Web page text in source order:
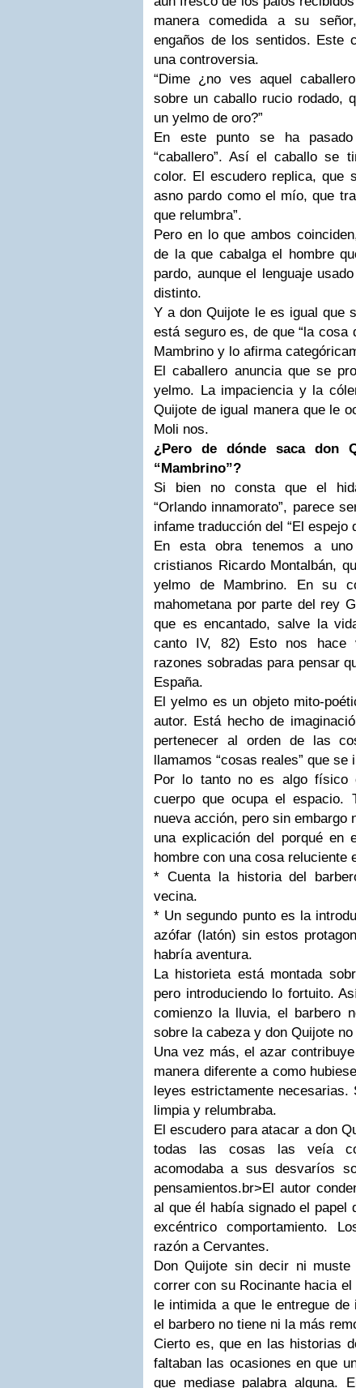
manera comedida a su
engaños de los sentidos. Este
una controversia.
“Dime ¿no ves aquel
sobre un caballo rucio rodado,
un yelmo de oro?”
En este punto se ha
“caballero”. Así el caballo se
color. El escudero replica, que
asno pardo como el mío, que
que relumbra”.
Pero en lo que ambos
de la que cabalga el hombre
pardo, aunque el lenguaje
distinto.
Y a don Quijote le es igual que
está seguro es, de que “la cosa
Mambrino y lo afirma
El caballero anuncia que se
yelmo. La impaciencia y la
Quijote de igual manera que le
Moli nos.
¿Pero de dónde saca don
“Mambrino”?
Si bien no consta que el
“Orlando innamorato”, parece
infame traducción del “El espejo
En esta obra tenemos a
cristianos Ricardo Montalbán,
yelmo de Mambrino. En su
mahometana por parte del rey
que es encantado, salve la
canto IV, 82) Esto nos hace
razones sobradas para pensar
España.
El yelmo es un objeto mito-
autor. Está hecho de
pertenecer al orden de las
llamamos “cosas reales” que se
Por lo tanto no es algo físico
cuerpo que ocupa el espacio.
nueva acción, pero sin
una explicación del porqué en
hombre con una cosa reluciente
* Cuenta la historia del
vecina.
* Un segundo punto es la
azófar (latón) sin estos
habría aventura.
La historieta está montada
pero introduciendo lo fortuito.
comienzo la lluvia, el barbero
sobre la cabeza y don Quijote
Una vez más, el azar
manera diferente a como
leyes estrictamente
limpia y relumbraba.
El escudero para atacar a don
todas las cosas las veía
acomodaba a sus desvaríos
pensamientos.br>El autor
al que él había signado el papel
excéntrico comportamiento.
razón a Cervantes.
Don Quijote sin decir ni
correr con su Rocinante hacia
le intimida a que le entregue
el barbero no tiene ni la más
Cierto es, que en las historias
faltaban las ocasiones en que
que mediase palabra alguna.